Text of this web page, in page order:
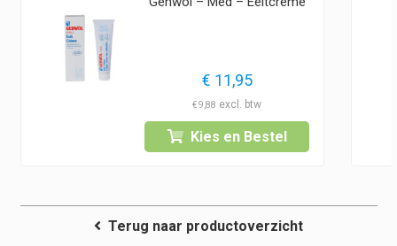
€ 11,95
€9,88
Kies en Bestel
Terug naar productoverzicht